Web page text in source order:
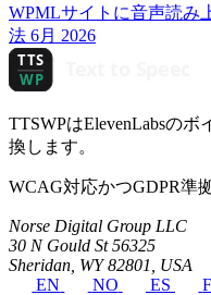
WPMLサイトに音声読み
法 6月 2026
TTSWPはElevenLabsの
換します。
WCAG対応かつGDPR準拠
Norse Digital Group LLC
30 N Gould St 56325
Sheridan, WY 82801, USA
EN
NO ES